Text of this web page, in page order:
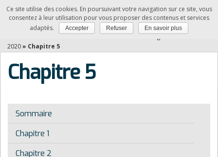
NDRC
Accueil»Relation client à distance et digitalisation -Edition
2020» Chapitre 5
Chapitre 5
Sommaire
Chapitre 1
Chapitre 2
Ce site utilise des cookies. En poursuivant votre navigation sur ce site, vous
consentez à leur utilisation pour vous proposer des contenus et services
adaptés.
Accepter Refuser En savoir plus